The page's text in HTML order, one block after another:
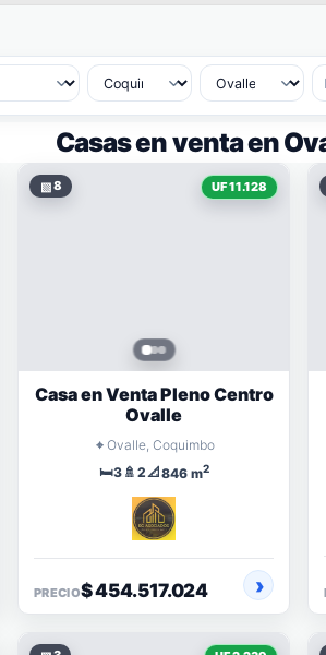
Casas en venta en
▧8 UF 11.128
Casa en Venta Pleno Centro
Ovalle
⌖ Ovalle, Coquimbo
🛏️3 🚿 2📐846 m2
PRECIO$ 454.517.024